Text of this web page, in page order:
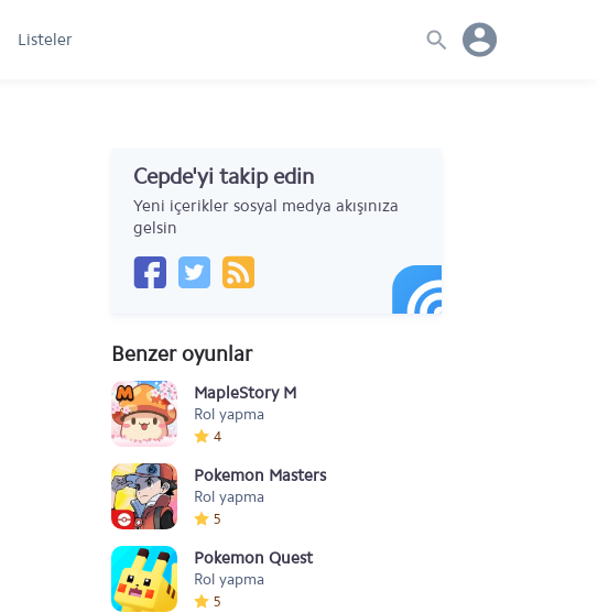
Listeler
Cepde'yi takip edin
Yeni içerikler sosyal medya akışınıza
gelsin
Benzer oyunlar
MapleStory M
Rol yapma
4
Pokemon Masters
Rol yapma
5
Pokemon Quest
Rol yapma
5